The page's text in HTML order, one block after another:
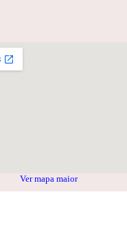
Ver mapa maior